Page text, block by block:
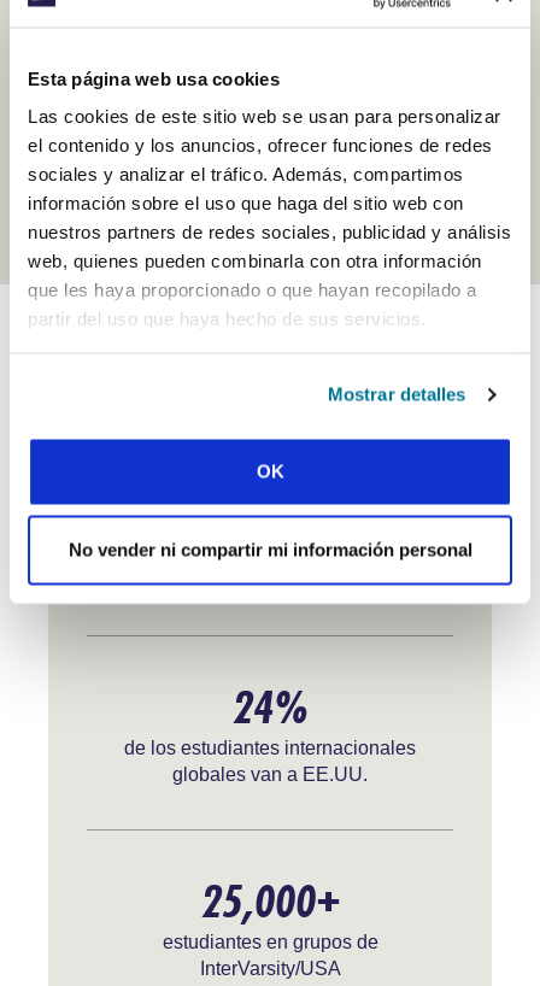
Esta página web usa cookies
Las cookies de este sitio web se usan para personalizar
el contenido y los anuncios, ofrecer funciones de redes
sociales y analizar el tráfico. Además, compartimos
información sobre el uso que haga del sitio web con
nuestros partners de redes sociales, publicidad y análisis
web, quienes pueden combinarla con otra información
que les haya proporcionado o que hayan recopilado a
partir del uso que haya hecho de sus servicios.
Mostrar detalles
OK
No vender ni compartir mi información personal
de estudiantes y obreros de todo el mundo para inspirar tus
oraciones.
DESCUBRE MÁS ACERCA DEL
PRAYERLINE DE IFES
América del Norte Vistazos
MÁS DE 1 MILLÓN
de estudiantes internacionales
estudiando en EE.UU.
24%
de los estudiantes internacionales
globales van a EE.UU.
25,000+
estudiantes en grupos de
InterVarsity/USA